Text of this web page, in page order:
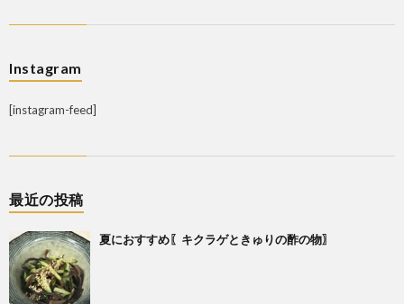
Instagram
[instagram-feed]
最近の投稿
夏におすすめ〖キクラゲときゅりの酢の物〗